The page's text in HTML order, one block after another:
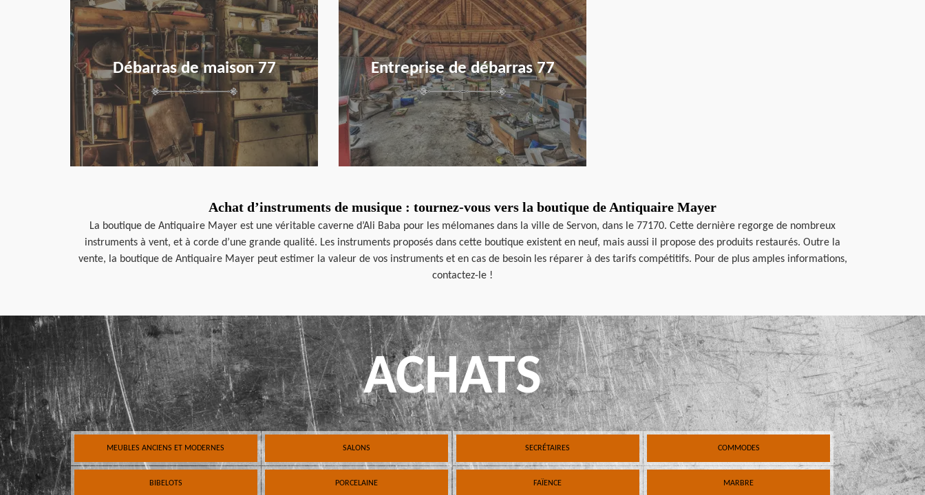
Débarras de maison 77 Entreprise de débarras 77
Achat d’instruments de musique : tournez-vous vers la boutique de Antiquaire Mayer
La boutique de Antiquaire Mayer est une véritable caverne d’Ali Baba pour les mélomanes dans la ville de Servon, dans le 77170. Cette dernière regorge de nombreux
instruments à vent, et à corde d’une grande qualité. Les instruments proposés dans cette boutique existent en neuf, mais aussi il propose des produits restaurés. Outre la
vente, la boutique de Antiquaire Mayer peut estimer la valeur de vos instruments et en cas de besoin les réparer à des tarifs compétitifs. Pour de plus amples informations,
contactez-le !
ACHATS
MEUBLES ANCIENS ET MODERNES SALONS SECRÉTAIRES COMMODES
BIBELOTS PORCELAINE FAÏENCE MARBRE